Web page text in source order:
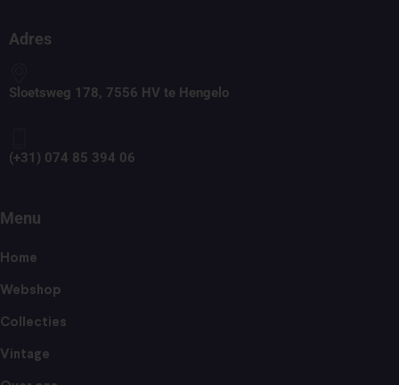
Adres
Sloetsweg 178, 7556 HV te Hengelo
(+31) 074 85 394 06
Menu
Home
Webshop
Collecties
Vintage